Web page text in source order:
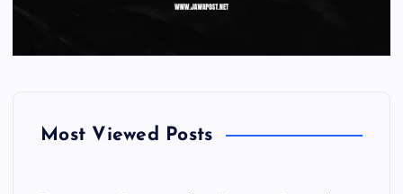
Most Viewed Posts